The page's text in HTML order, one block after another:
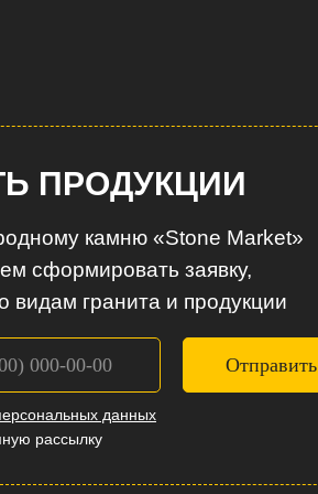
ПРОДУКЦИИ
Отправить
камню «Stone Market»
сформировать заявку,
видам гранита и продукции
данных
рассылку